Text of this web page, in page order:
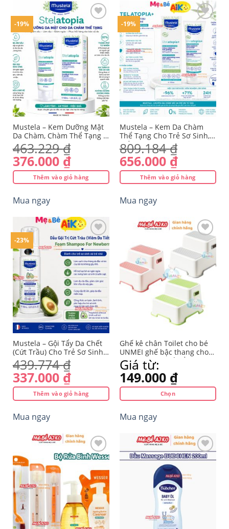
nhiều
biến
thể.
Các
tùy
chọn
có
thể
được
chọn
trên
trang
sản
phẩm
-19%
Yêu
thích
Mustela – Kem Dưỡng Mặt
Da Chàm, Chàm Thể Tạng -
Stelatopia Emollient Face
Cream & Eyelid 40ml – Pháp
463.229₫
Giá
gốc
là:
463.229 ₫.
376.000 ₫Giá
hiện
tại
Thêm vào giỏ hàng
Mua ngay
-19%
Yêu
thích
Mustela – Kem Da Chàm
Thể Tạng Cho Trẻ Sơ Sinh,
Trẻ Em, Người lớn.
Stelatopia+ Lipid+.. Cream
150ml
809.184₫
Giá
gốc
là:
809.184 ₫.
656.000 ₫Giá
hiện
tại
Thêm vào giỏ hàng
Mua ngay
-23%
Yêu
thích
Mustela – Gội Tẩy Da Chết
(Cứt Trầu) Cho Trẻ Sơ Sinh,
Em Bé. Foam Shampoo For
Newborns 150ml -Pháp
439.774₫
Giá
gốc
là:
439.774 ₫.
337.000 ₫Giá
hiện
tại
Thêm vào giỏ hàng
Mua ngay
Yêu
thích
Ghế kê chân Toilet cho bé
UNMEI ghế bậc thang cho
bé đa năng, ghế để chân
bồn cầu gác chân cho bé
chống táo bón
Giá từ:
149.000 ₫
Chọn
phẩm
nhiều
biến
Mua ngay
Yêu
thích